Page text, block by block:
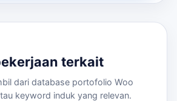
terkait
dari database portofolio Woo
keyword induk yang relevan.